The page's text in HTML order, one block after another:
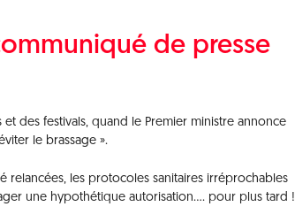
de presse
des festivals, quand le Premier ministre annonce
le brassage ».
relancées, les protocoles sanitaires irréprochables
une hypothétique autorisation…. pour plus tard !